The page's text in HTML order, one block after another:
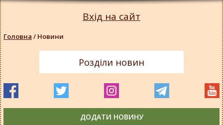
Вхід на сайт
Головна / Новини
Розділи новин
ДОДАТИ НОВИНУ